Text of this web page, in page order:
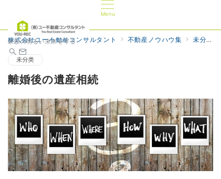
Menu
家族の明るい未来を守る
株式会社ユー不動産コンサルタント 不動産ノウハウ集 未分类
未分类
離婚後の遺産相続